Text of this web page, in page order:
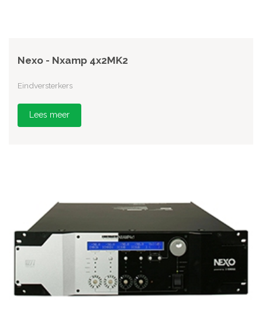
Nexo - Nxamp 4x2MK2
Eindversterkers
Lees meer